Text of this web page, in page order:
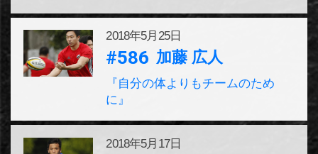
2018年5月25日
#586 加藤 広人
『自分の体よりもチームのため
に』
2018年5月17日